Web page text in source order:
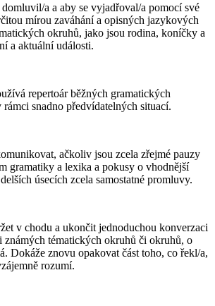
a a aby se vyjadřoval/a pomocí své
mírou zaváhání a opisných jazykových
okruhů, jako jsou rodina, koníčky a
a aktuální události.
repertoár běžných gramatických
snadno předvídatelných situací.
ačkoliv jsou zcela zřejmé pauzy
gramatiky a lexika a pokusy o vhodnější
úsecích zcela samostatné promluvy.
v chodu a ukončit jednoduchou konverzaci
známých tématických okruhů či okruhů, o
Dokáže znovu opakovat část toho, co řekl/a,
rozumí.